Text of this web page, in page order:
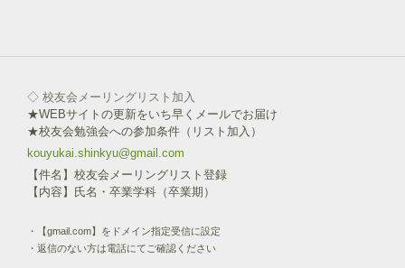
◇ 校友会メーリングリスト加入
★WEBサイトの更新をいち早くメールでお届け
★校友会勉強会への参加条件（リスト加入）
kouyukai.shinkyu@gmail.com
【件名】校友会メーリングリスト登録
【内容】氏名・卒業学科（卒業期）
・【gmail.com】をドメイン指定受信に設定
・返信のない方は電話にてご確認ください